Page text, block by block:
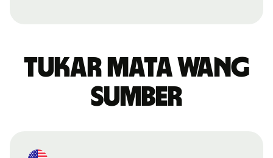
Tukar mata wang
sumber